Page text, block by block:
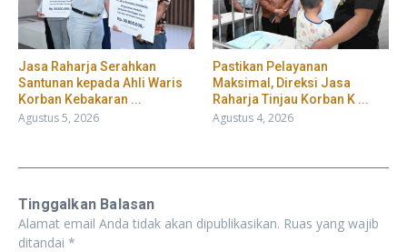
Jasa Raharja Serahkan
Santunan kepada Ahli Waris
Korban Kebakaran ...
Agustus 5, 2026
Pastikan Pelayanan
Maksimal, Direksi Jasa
Raharja Tinjau Korban K ...
Agustus 4, 2026
Tinggalkan Balasan
Alamat email Anda tidak akan dipublikasikan. Ruas yang wajib
ditandai *